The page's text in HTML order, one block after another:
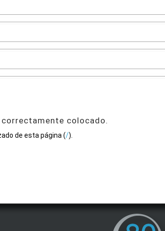
correctamente colocado.
de esta página (/).